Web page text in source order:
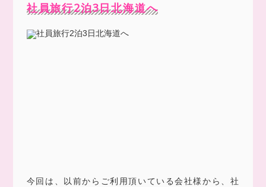
社員旅行2泊3日北海道へ
今回は、以前からご利用頂いている会社様から、社